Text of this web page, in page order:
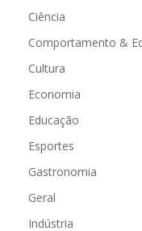
Ciência
Comportamento &
Cultura
Economia
Educação
Esportes
Gastronomia
Geral
Indústria